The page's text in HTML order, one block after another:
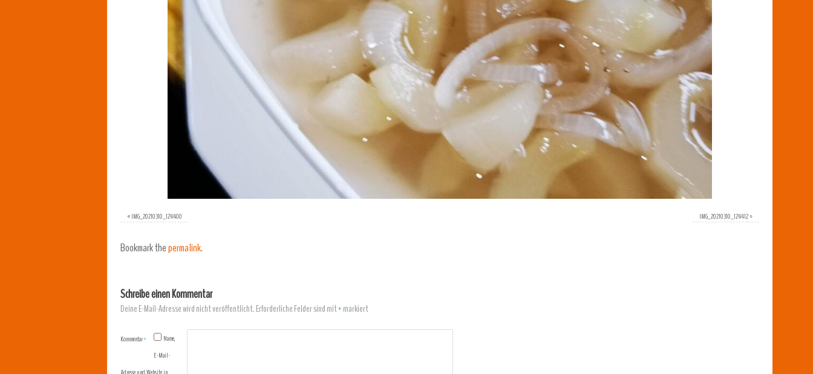
«IMG_20210310_124400 IMG_20210310_124412»
Bookmark thepermalink.
Schreibe einen Kommentar
Deine E-Mail-Adresse wird nicht veröffentlicht.Erforderliche Felder sind mit*markiert
Kommentar*
Name,
E-Mail-